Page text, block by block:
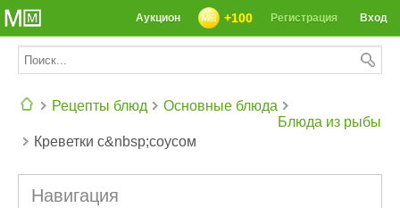
СЕГОДНЯ: 39142 РЕЦЕПТА
Вход
Регистрация
+100
Аукцион
Рецепты блюд
Основные блюда
Блюда из рыбы
Креветки с&nbsp;соусом
Навигация